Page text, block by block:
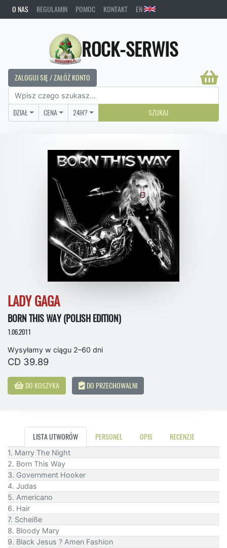
O NAS REGULAMIN POMOC KONTAKT EN
ROCK-SERWIS
ZALOGUJ SIĘ / ZAŁÓŻ KONTO
DZIAŁ CENA 24H? SZUKAJ
LADY GAGA
BORN THIS WAY (POLISH EDITION)
1.06.2011
Wysyłamy w ciągu 2–60 dni
CD 39.89
DO KOSZYKA DO PRZECHOWALNI
LISTA UTWORÓW PERSONEL OPIS RECENZJE
1. Marry The Night
2. Born This Way
3. Government Hooker
4. Judas
5. Americano
6. Hair
7. Scheiße
8. Bloody Mary
9. Black Jesus ? Amen Fashion